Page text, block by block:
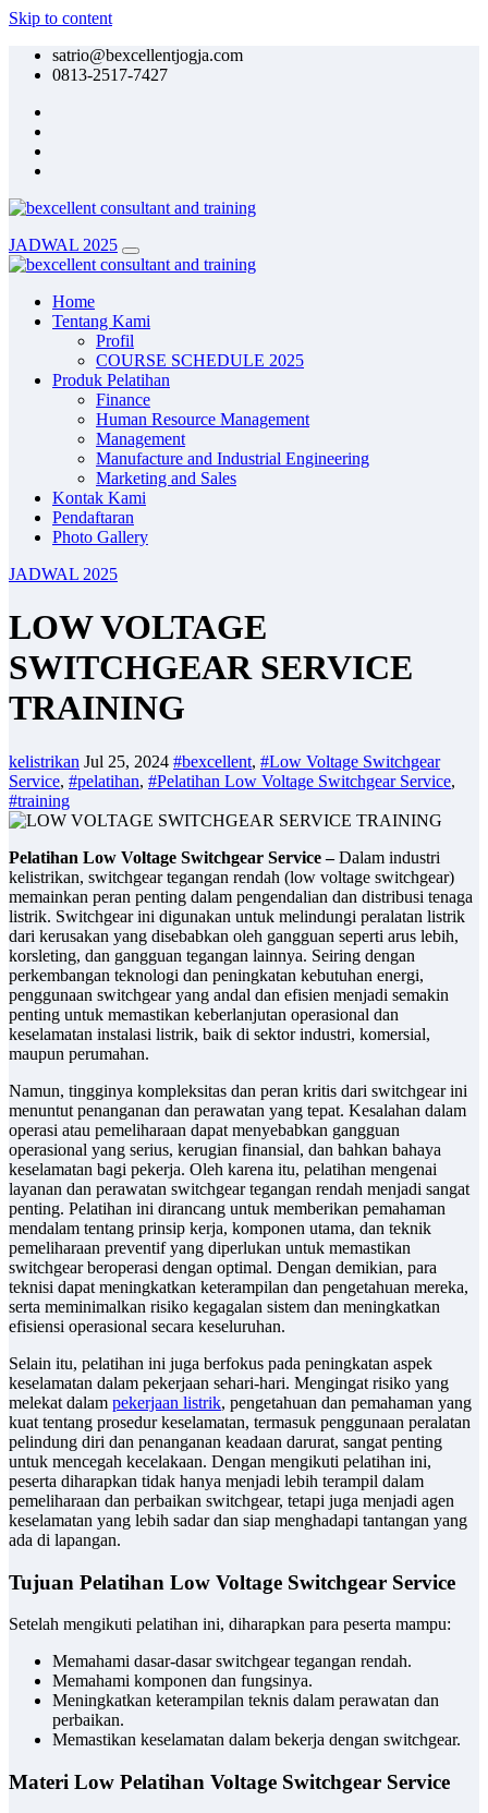
Skip to content
satrio@bexcellentjogja.com
0813-2517-7427
JADWAL 2025
Home
Tentang Kami
Profil
COURSE SCHEDULE 2025
Produk Pelatihan
Finance
Human Resource Management
Management
Manufacture and Industrial Engineering
Marketing and Sales
Kontak Kami
Pendaftaran
Photo Gallery
JADWAL 2025
LOW VOLTAGE
SWITCHGEAR SERVICE
TRAINING
kelistrikan Jul 25, 2024 #bexcellent, #Low Voltage Switchgear
Service, #pelatihan, #Pelatihan Low Voltage Switchgear Service,
#training
Pelatihan Low Voltage Switchgear Service –Dalam industri
kelistrikan, switchgear tegangan rendah (low voltage switchgear)
memainkan peran penting dalam pengendalian dan distribusi tenaga
listrik. Switchgear ini digunakan untuk melindungi peralatan listrik
dari kerusakan yang disebabkan oleh gangguan seperti arus lebih,
korsleting, dan gangguan tegangan lainnya. Seiring dengan
perkembangan teknologi dan peningkatan kebutuhan energi,
penggunaan switchgear yang andal dan efisien menjadi semakin
penting untuk memastikan keberlanjutan operasional dan
keselamatan instalasi listrik, baik di sektor industri, komersial,
maupun perumahan.
Namun, tingginya kompleksitas dan peran kritis dari switchgear ini
menuntut penanganan dan perawatan yang tepat. Kesalahan dalam
operasi atau pemeliharaan dapat menyebabkan gangguan
operasional yang serius, kerugian finansial, dan bahkan bahaya
keselamatan bagi pekerja. Oleh karena itu, pelatihan mengenai
layanan dan perawatan switchgear tegangan rendah menjadi sangat
penting. Pelatihan ini dirancang untuk memberikan pemahaman
mendalam tentang prinsip kerja, komponen utama, dan teknik
pemeliharaan preventif yang diperlukan untuk memastikan
switchgear beroperasi dengan optimal. Dengan demikian, para
teknisi dapat meningkatkan keterampilan dan pengetahuan mereka,
serta meminimalkan risiko kegagalan sistem dan meningkatkan
efisiensi operasional secara keseluruhan.
Selain itu, pelatihan ini juga berfokus pada peningkatan aspek
keselamatan dalam pekerjaan sehari-hari. Mengingat risiko yang
melekat dalam pekerjaan listrik, pengetahuan dan pemahaman yang
kuat tentang prosedur keselamatan, termasuk penggunaan peralatan
pelindung diri dan penanganan keadaan darurat, sangat penting
untuk mencegah kecelakaan. Dengan mengikuti pelatihan ini,
peserta diharapkan tidak hanya menjadi lebih terampil dalam
pemeliharaan dan perbaikan switchgear, tetapi juga menjadi agen
keselamatan yang lebih sadar dan siap menghadapi tantangan yang
ada di lapangan.
Tujuan Pelatihan Low Voltage Switchgear Service
Setelah mengikuti pelatihan ini, diharapkan para peserta mampu:
Memahami dasar-dasar switchgear tegangan rendah.
Memahami komponen dan fungsinya.
Meningkatkan keterampilan teknis dalam perawatan dan
perbaikan.
Memastikan keselamatan dalam bekerja dengan switchgear.
Materi Low Pelatihan Voltage Switchgear Service